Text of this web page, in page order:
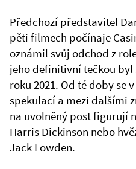
Předchozí představitel
pěti filmech počínaje
oznámil svůj odchod z
jeho definitivní tečkou byl
roku 2021. Od té doby se
spekulací a mezi dalšími
na uvolněný post figurují
Harris Dickinson nebo
Jack Lowden.